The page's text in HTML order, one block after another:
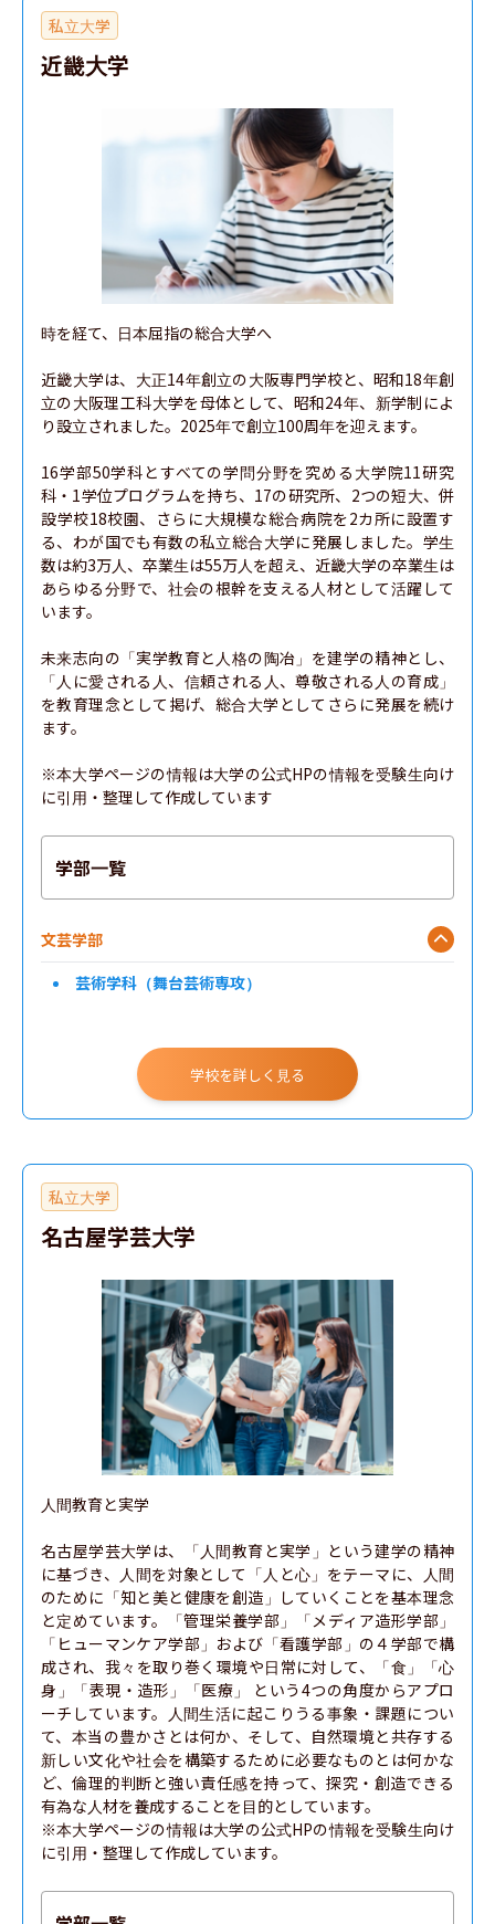
私立大学
近畿大学
時を経て、日本屈指の総合大学へ
近畿大学は、大正14年創立の大阪専門学校と、昭和18年創
立の大阪理工科大学を母体として、昭和24年、新学制によ
り設立されました。2025年で創立100周年を迎えます。
16学部50学科とすべての学問分野を究める大学院11研究
科・1学位プログラムを持ち、17の研究所、2つの短大、併
設学校18校園、さらに大規模な総合病院を2カ所に設置す
る、わが国でも有数の私立総合大学に発展しました。学生
数は約3万人、卒業生は55万人を超え、近畿大学の卒業生は
あらゆる分野で、社会の根幹を支える人材として活躍して
います。
未来志向の「実学教育と人格の陶冶」を建学の精神とし、
「人に愛される人、信頼される人、尊敬される人の育成」
を教育理念として掲げ、総合大学としてさらに発展を続け
ます。
※本大学ページの情報は大学の公式HPの情報を受験生向け
に引用・整理して作成しています
学部一覧
文芸学部
芸術学科（舞台芸術専攻）
学校を詳しく見る
私立大学
名古屋学芸大学
人間教育と実学
名古屋学芸大学は、「人間教育と実学」という建学の精神
に基づき、人間を対象として「人と心」をテーマに、人間
のために「知と美と健康を創造」していくことを基本理念
と定めています。「管理栄養学部」「メディア造形学部」
「ヒューマンケア学部」および「看護学部」の４学部で構
成され、我々を取り巻く環境や日常に対して、「食」「心
身」「表現・造形」「医療」 という4つの角度からアプロ
ーチしています。人間生活に起こりうる事象・課題につい
て、本当の豊かさとは何か、そして、自然環境と共存する
新しい文化や社会を構築するために必要なものとは何かな
ど、倫理的判断と強い責任感を持って、探究・創造できる
有為な人材を養成することを目的としています。
※本大学ページの情報は大学の公式HPの情報を受験生向け
に引用・整理して作成しています。